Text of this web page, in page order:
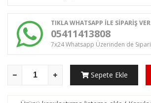
TIKLA WHATSAPP İLE SİPARİŞ VER
05411413808
7x24 Whatsapp Üzerinden de
Sepete Ekle